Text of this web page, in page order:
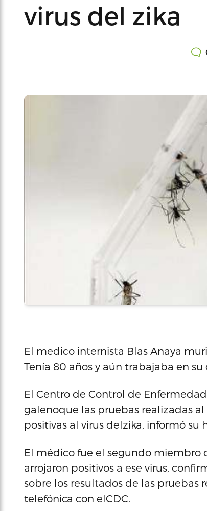
virus del zika
El medico internista Blas Anaya
Tenía 80 años y aún trabajaba en
El Centro de Control de
galenoque las pruebas realizadas
positivas al virus delzika, informó su
El médico fue el segundo miembro
arrojaron positivos a ese virus,
sobre los resultados de las pruebas
telefónica con elCDC.